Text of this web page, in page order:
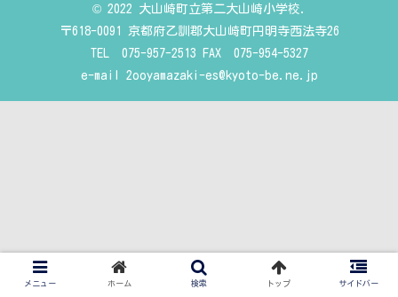
© 2022 大山崎町立第二大山崎小学校.
〒618-0091 京都府乙訓郡大山崎町円明寺西法寺26
TEL 075-957-2513 FAX 075-954-5327
e-mail 2ooyamazaki-es@kyoto-be.ne.jp
メニュー ホーム 検索 トップ サイドバー